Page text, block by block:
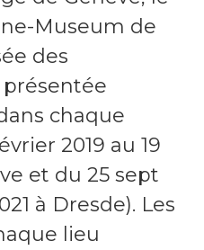
Museum de
des
présentée
chaque
2019 au 19
et du 25 sept
à Dresde). Les
lieu